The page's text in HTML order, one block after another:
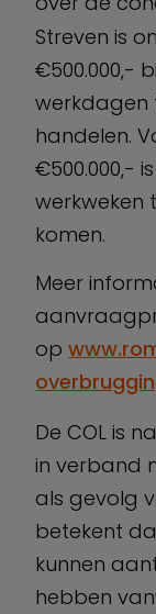
Streven is
€500.000,-
werkdagen
handelen.
€500.000,-
werkweken
komen.
Meer
op
De COL is
in verband
als gevolg
betekent
kunnen
hebben